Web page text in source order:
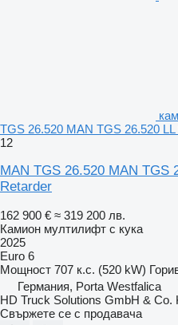
TGS 26.520 MAN TGS 26.520
12
MAN TGS 26.520 MAN TGS
Retarder
162 900 € ≈ 319 200 лв.
Камион мултилифт с кука
2025
Euro 6
Мощност 707 к.с. (520 kW)
Германия, Porta Westfalica
HD Truck Solutions GmbH & Co.
Свържете се с продавача